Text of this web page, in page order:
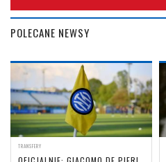
POLECANE NEWSY
TRANSFERY